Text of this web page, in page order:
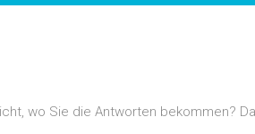
wo Sie die Antworten bekommen?